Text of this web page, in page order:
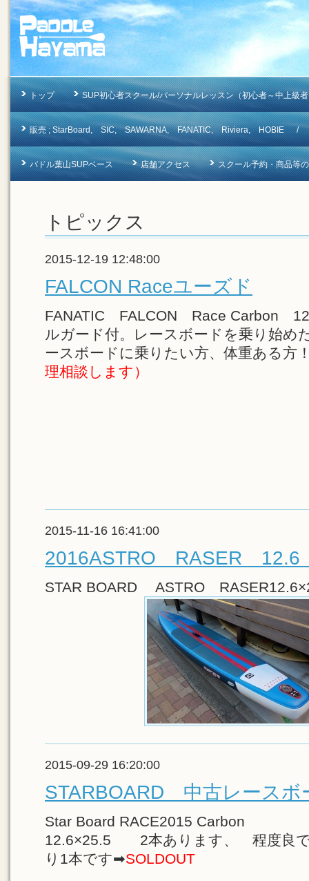
トップ SUP初心者スクール/パーソナルレッスン（初心者～中上級
販売 ; StarBoard, SIC, SAWARNA, FANATIC, Riviera, HOBIE /
パドル葉山SUPベース 店舗アクセス スクール予約・商品
トピックス
2015-12-19 12:48:00
FALCON Raceユーズド
FANATIC FALCON Race Carbon
ルガード付。レースボードを乗り始め
ースボードに乗りたい方、体重ある方
理相談します）
2015-11-16 16:41:00
2016ASTRO RASER
STAR BOARD ASTRO
2015-09-29 16:20:00
STARBOARD 中古レースボ
Star Board RACE2015 Carbon
12.6×25.5 2本あります、 程度良で
り1本です➡SOLDOUT